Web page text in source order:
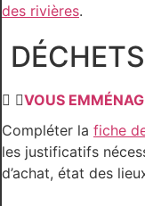
des rivières.
VOUS
Compléter la fiche
les justificatifs
d’achat, état des